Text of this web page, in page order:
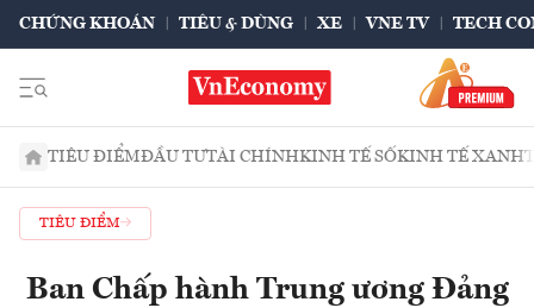
CHỨNG KHOÁN TIÊU & DÙNG XE VNE TV TECH
TIÊU ĐIỂMĐẦU TƯTÀI CHÍNHKINH TẾ SỐKINH TẾ XANH
TIÊU ĐIỂM
Ban Chấp hành Trung ương Đảng